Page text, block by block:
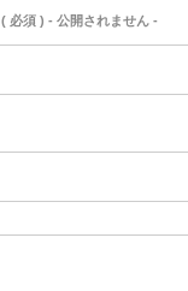
( 必須 ) - 公開されません -